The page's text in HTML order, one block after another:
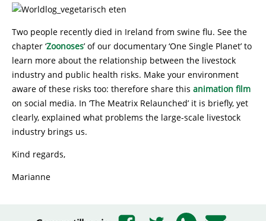
Two people recently died in Ireland from swine flu. See the
chapter ‘Zoonoses’ of our documentary ‘One Single Planet’ to
learn more about the relationship between the livestock
industry and public health risks. Make your environment
aware of these risks too: therefore share this animation film
on social media. In ‘The Meatrix Relaunched’ it is briefly, yet
clearly, explained what problems the large-scale livestock
industry brings us.
Kind regards,
Marianne